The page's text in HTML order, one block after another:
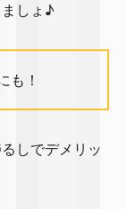
しょ♪
も！
しでデメリッ